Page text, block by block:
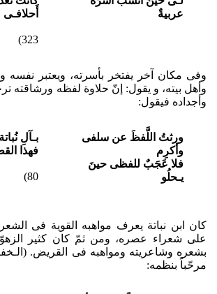
عربیةٌ
أَحلافـی
(ابن
323)
وفی مکان آخر یفتخر بأسرته، ویعتبر نفسه
وأهل بیته، و یقول: إنّ حلاوة لفظه ورشاقته
وأجداده فیقول:
ورثتُ اللَّفظَ عن سلفی
وأکرِم
فلا عَجَبٌ للفظی حینَ
یـحلُو
بـآلِ
فهذا
80)
کان ابن نباتة یعرف مواهبه القویة فی
علی شعراء عصره، ومن ثمّ کان کثیر الزهوّ
مرحّباً بنظمه: